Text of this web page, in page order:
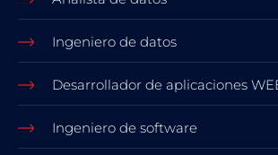
Ingeniero de datos
Desarrollador de aplicaciones
Ingeniero de software